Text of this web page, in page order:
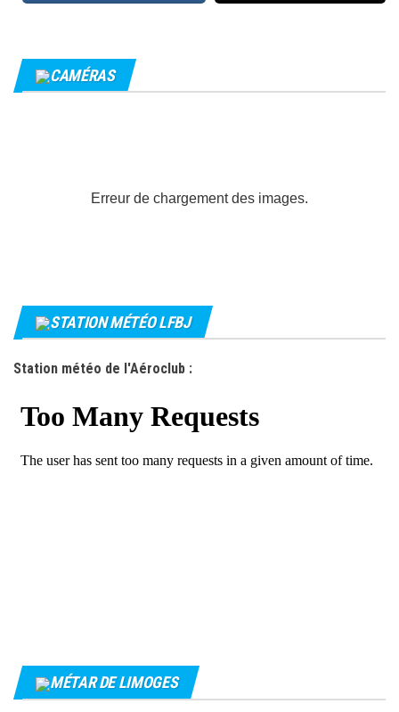
CAMÉRAS
Erreur de chargement des images.
STATION MÉTÉO LFBJ
Station météo de l'Aéroclub :
MÉTAR DE LIMOGES